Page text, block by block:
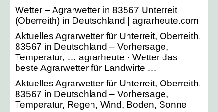
Wetter – Agrarwetter in 83567 Unterreit
(Oberreith) in Deutschland | agrarheute.com
Aktuelles Agrarwetter für Unterreit, Oberreith,
83567 in Deutschland – Vorhersage,
Temperatur, … agrarheute · Wetter das
beste Agrarwetter für Landwirte …
Aktuelles Agrarwetter für Unterreit, Oberreith,
83567 in Deutschland – Vorhersage,
Temperatur, Regen, Wind, Boden, Sonne